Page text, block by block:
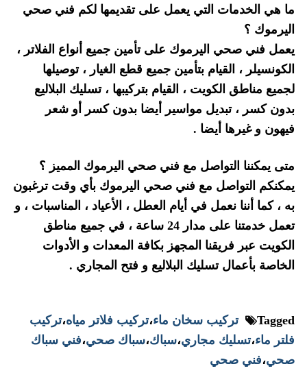
ما هي الخدمات التي يعمل على تقديمها لكم فني صحي
اليرموك ؟
يعمل فني صحي اليرموك على تأمين جميع أنواع الفلاتر ،
الكونسيلر ، القيام بتأمين جميع قطع الغيار ، توصيلها
لجميع مناطق الكويت ، القيام بتركيبها ، تسليك البلاليع
بدون كسر ، تبديل مواسير أيضا بدون كسر أو شعر
فيهون و غيرها أيضا .
متى يمكننا التواصل مع فني صحي اليرموك المميز ؟
يمكنكم التواصل مع فني صحي اليرموك بأي وقت ترغبون
به ، كما أننا نعمل في أيام العطل ، الأعياد ، المناسبات ، و
تعمل خدمتنا على مدار 24 ساعة ، في جميع مناطق
الكويت عبر فريقنا المجهز بكافة المعدات و الأدوات
الخاصة بأعمال تسليك البلاليع و فتح المجاري .
Tagged تركيب سخان ماء،تركيب فلاتر مياه،تركيب
فلتر ماء،تسليك مجاري،سباك،سباك صحي،فني سباك
صحي،فني صحي